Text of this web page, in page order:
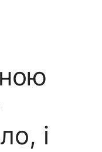
і